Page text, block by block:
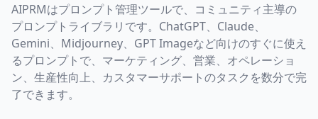
AIPRMはプロンプト管理ツールで、コミュニティ主導の
プロンプトライブラリです。ChatGPT、Claude、
Gemini、Midjourney、GPT Imageなど向けのすぐに使え
るプロンプトで、マーケティング、営業、オペレーショ
ン、生産性向上、カスタマーサポートのタスクを数分で完
了できます。